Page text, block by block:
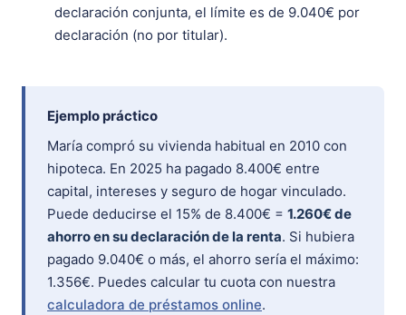
declaración conjunta, el límite es de 9.040€ por
declaración (no por titular).
Ejemplo práctico
María compró su vivienda habitual en 2010 con
hipoteca. En 2025 ha pagado 8.400€ entre
capital, intereses y seguro de hogar vinculado.
Puede deducirse el 15% de 8.400€ = 1.260€ de
ahorro en su declaración de la renta. Si hubiera
pagado 9.040€ o más, el ahorro sería el máximo:
1.356€. Puedes calcular tu cuota con nuestra
calculadora de préstamos online.